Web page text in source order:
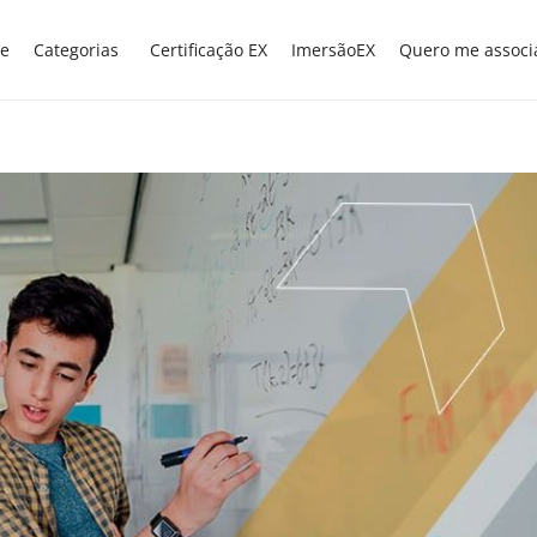
Categorias Certificação EX ImersãoEX Quero me